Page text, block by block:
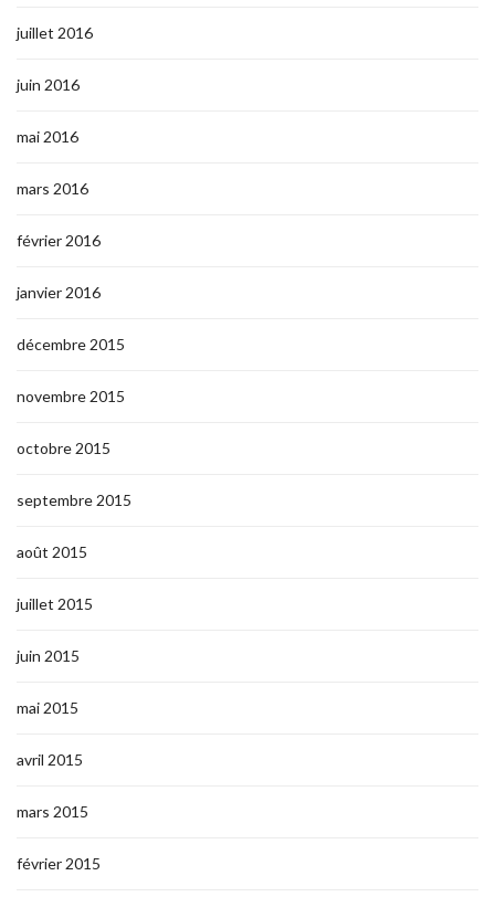
juillet 2016
juin 2016
mai 2016
mars 2016
février 2016
janvier 2016
décembre 2015
novembre 2015
octobre 2015
septembre 2015
août 2015
juillet 2015
juin 2015
mai 2015
avril 2015
mars 2015
février 2015